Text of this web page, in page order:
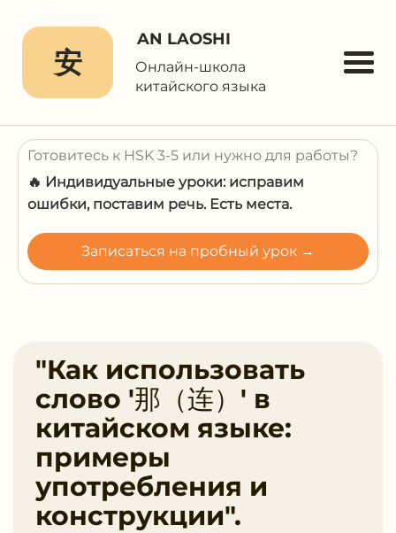
安
AN LAOSHI
Онлайн-школа
китайского языка
Готовитесь к HSK 3-5 или нужно для работы?
🔥 Индивидуальные уроки: исправим
ошибки, поставим речь. Есть места.
Записаться на пробный урок →
"Как использовать
слово '那（连）' в
китайском языке:
примеры
употребления и
конструкции".